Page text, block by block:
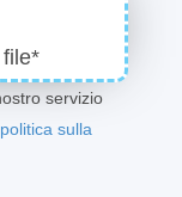
servizio
politica sulla